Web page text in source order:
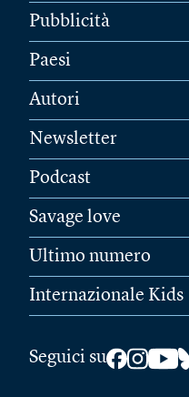
Pubblicità
Paesi
Autori
Newsletter
Podcast
Savage love
Ultimo numero
Internazionale Kids
Seguici su